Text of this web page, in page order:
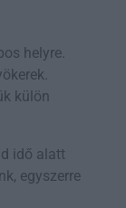
helyre.
külön
idő alatt
egyszerre